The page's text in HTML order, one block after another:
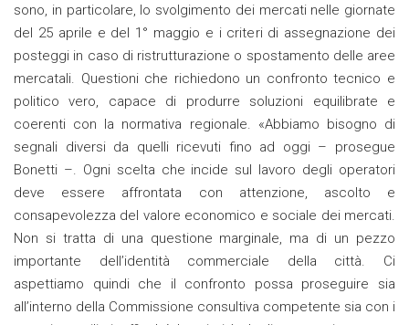
sono, in particolare, lo svolgimento dei mercati nelle giornate
del 25 aprile e del 1° maggio e i criteri di assegnazione dei
posteggi in caso di ristrutturazione o spostamento delle aree
mercatali. Questioni che richiedono un confronto tecnico e
politico vero, capace di produrre soluzioni equilibrate e
coerenti con la normativa regionale. «Abbiamo bisogno di
segnali diversi da quelli ricevuti fino ad oggi – prosegue
Bonetti –. Ogni scelta che incide sul lavoro degli operatori
deve essere affrontata con attenzione, ascolto e
consapevolezza del valore economico e sociale dei mercati.
Non si tratta di una questione marginale, ma di un pezzo
importante dell’identità commerciale della città. Ci
aspettiamo quindi che il confronto possa proseguire sia
all’interno della Commissione consultiva competente sia con i